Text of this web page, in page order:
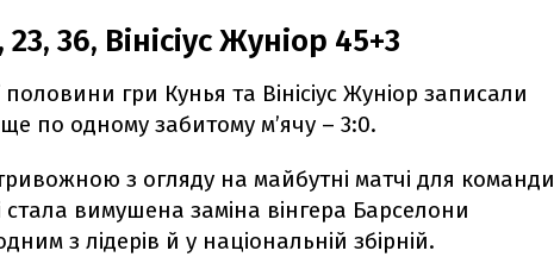
36, Вінісіус Жуніор 45+3
гри Кунья та Вінісіус Жуніор записали
по одному забитому м’ячу – 3:0.
з огляду на майбутні матчі для команди
стала вимушена заміна вінгера Барселони
з лідерів й у національній збірній.